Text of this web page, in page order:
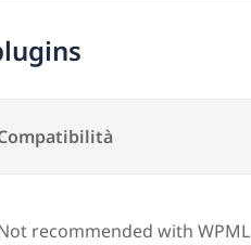
recommended with WPML